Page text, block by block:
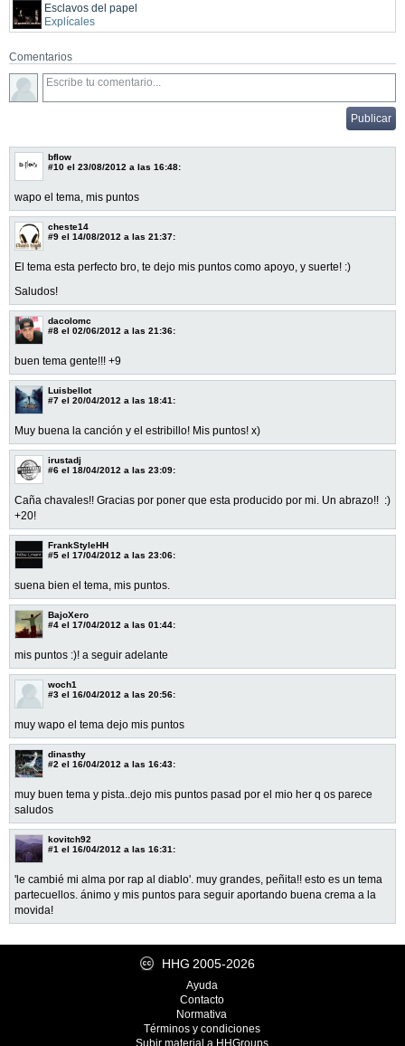
Esclavos del papel
Explícales
Comentarios
bflow
#10 el 23/08/2012 a las 16:48:
wapo el tema, mis puntos
cheste14
#9 el 14/08/2012 a las 21:37:
El tema esta perfecto bro, te dejo mis puntos como apoyo, y suerte! :)
Saludos!
dacolomc
#8 el 02/06/2012 a las 21:36:
buen tema gente!!! +9
Luisbellot
#7 el 20/04/2012 a las 18:41:
Muy buena la canción y el estribillo! Mis puntos! x)
irustadj
#6 el 18/04/2012 a las 23:09:
Caña chavales!! Gracias por poner que esta producido por mi. Un abrazo!! :)
+20!
FrankStyleHH
#5 el 17/04/2012 a las 23:06:
suena bien el tema, mis puntos.
BajoXero
#4 el 17/04/2012 a las 01:44:
mis puntos :)! a seguir adelante
woch1
#3 el 16/04/2012 a las 20:56:
muy wapo el tema dejo mis puntos
dinasthy
#2 el 16/04/2012 a las 16:43:
muy buen tema y pista..dejo mis puntos pasad por el mio her q os parece
saludos
kovitch92
#1 el 16/04/2012 a las 16:31:
'le cambié mi alma por rap al diablo'. muy grandes, peñita!! esto es un tema
partecuellos. ánimo y mis puntos para seguir aportando buena crema a la
movida!
HHG 2005-2026
Ayuda
Contacto
Normativa
Términos y condiciones
Subir material a HHGroups